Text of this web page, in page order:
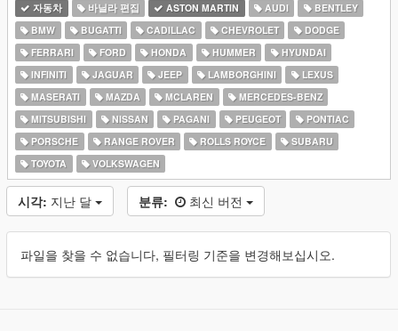
자동차 바닐라 편집 ASTON MARTIN AUDI
BENTLEY
BMW
BUGATTI CADILLAC CHEVROLET
DODGE
FERRARI
FORD HONDA HUMMER
HYUNDAI
INFINITI
JAGUAR JEEP LAMBORGHINI
LEXUS
MASERATI
MAZDA MCLAREN
MERCEDES-BENZ
MITSUBISHI
NISSAN PAGANI PEUGEOT
PONTIAC
PORSCHE
RANGE ROVER ROLLS ROYCE
SUBARU
TOYOTA
VOLKSWAGEN
시각: 지난 달 분류: 최신 버전
파일을 찾을 수 없습니다, 필터링 기준을 변경해보십시오.